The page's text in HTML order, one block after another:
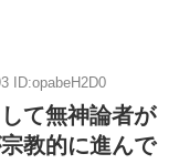
ID:opabeH2D0
て無神論者が
教的に進んで